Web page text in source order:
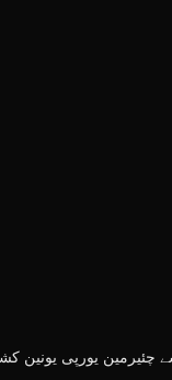
چئیرمین یورپی